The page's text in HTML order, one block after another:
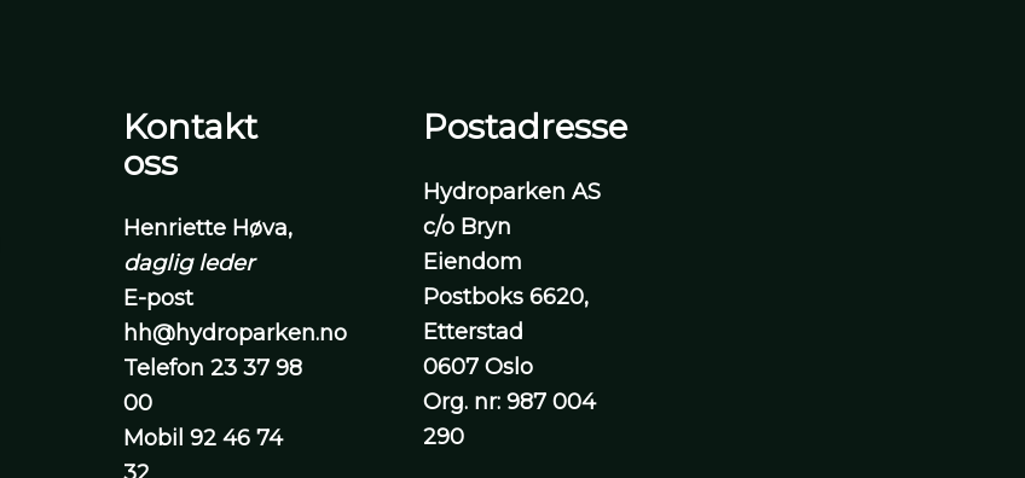
Kontakt
oss
Henriette Høva,
daglig leder
E-post
hh@hydroparken.no
Telefon 23 37 98
00
Mobil 92 46 74
Postadresse
Hydroparken AS
c/o Bryn
Eiendom
Postboks 6620,
Etterstad
0607 Oslo
Org. nr: 987 004
290